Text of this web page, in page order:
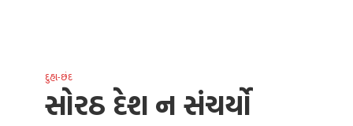
દુહા-છંદ
સોરઠ દેશ ન સંચર્યો